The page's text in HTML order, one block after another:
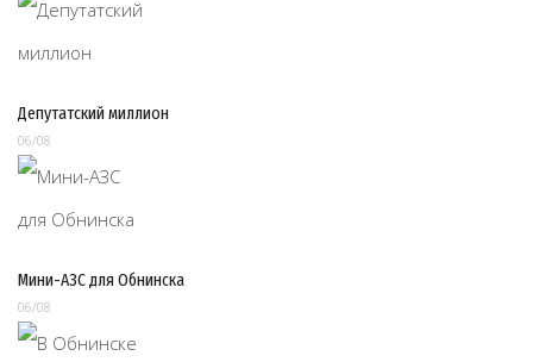
Депутатский миллион
06/08
Мини-АЗС для Обнинска
06/08